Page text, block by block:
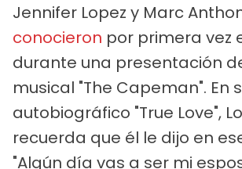
Jennifer Lopez y Marc
conocieron por primera vez
durante una presentación
musical "The Capeman". En
autobiográfico "True Love",
recuerda que él le dijo en
"Algún día vas a ser mi